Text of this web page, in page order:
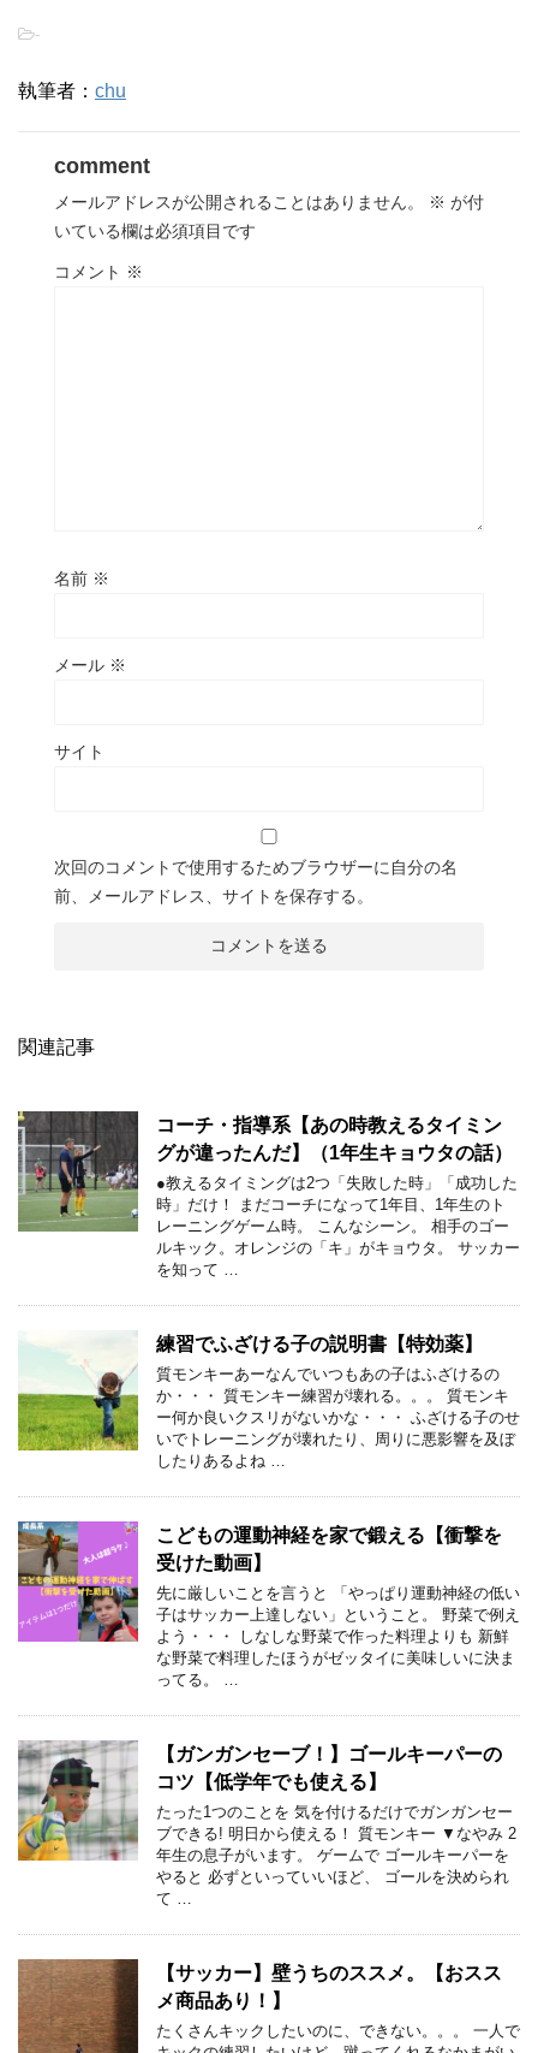
-
執筆者： chu
comment
メールアドレスが公開されることはありません。 ※ が付
いている欄は必須項目です
コメント ※
名前 ※
メール ※
サイト
次回のコメントで使用するためブラウザーに自分の名
前、メールアドレス、サイトを保存する。
関連記事
コーチ・指導系【あの時教えるタイミン
グが違ったんだ】（1年生キョウタの話）
●教えるタイミングは2つ「失敗した時」「成功した
時」だけ！ まだコーチになって1年目、1年生のト
レーニングゲーム時。 こんなシーン。 相手のゴー
ルキック。オレンジの「キ」がキョウタ。 サッカー
を知って …
練習でふざける子の説明書【特効薬】
質モンキーあーなんでいつもあの子はふざけるの
か・・・ 質モンキー練習が壊れる。。。 質モンキ
ー何か良いクスリがないかな・・・ ふざける子のせ
いでトレーニングが壊れたり、周りに悪影響を及ぼ
したりあるよね …
こどもの運動神経を家で鍛える【衝撃を
受けた動画】
先に厳しいことを言うと 「やっぱり運動神経の低い
子はサッカー上達しない」ということ。 野菜で例え
よう・・・ しなしな野菜で作った料理よりも 新鮮
な野菜で料理したほうがゼッタイに美味しいに決ま
ってる。 …
【ガンガンセーブ！】ゴールキーパーの
コツ【低学年でも使える】
たった1つのことを 気を付けるだけでガンガンセー
ブできる! 明日から使える！ 質モンキー ▼なやみ 2
年生の息子がいます。 ゲームで ゴールキーパーを
やると 必ずといっていいほど、 ゴールを決められ
て …
【サッカー】壁うちのススメ。【おスス
メ商品あり！】
たくさんキックしたいのに、できない。。。 一人で